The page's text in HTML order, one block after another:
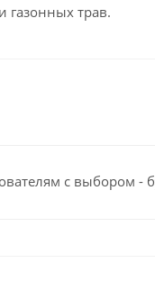
газонных трав.
с выбором -